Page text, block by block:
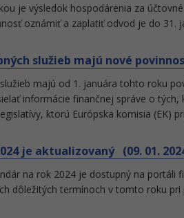
je výsledok hospodárenia za
oznámiť a zaplatiť odvod je do 31.
služieb majú nové
majú od 1. januára tohto roku
informácie finančnej správe o
ktorú Európska komisia (EK)
je aktualizovaný (09. 01.
na rok 2024 je dostupný na portáli
dôležitých termínoch v tomto roku pri